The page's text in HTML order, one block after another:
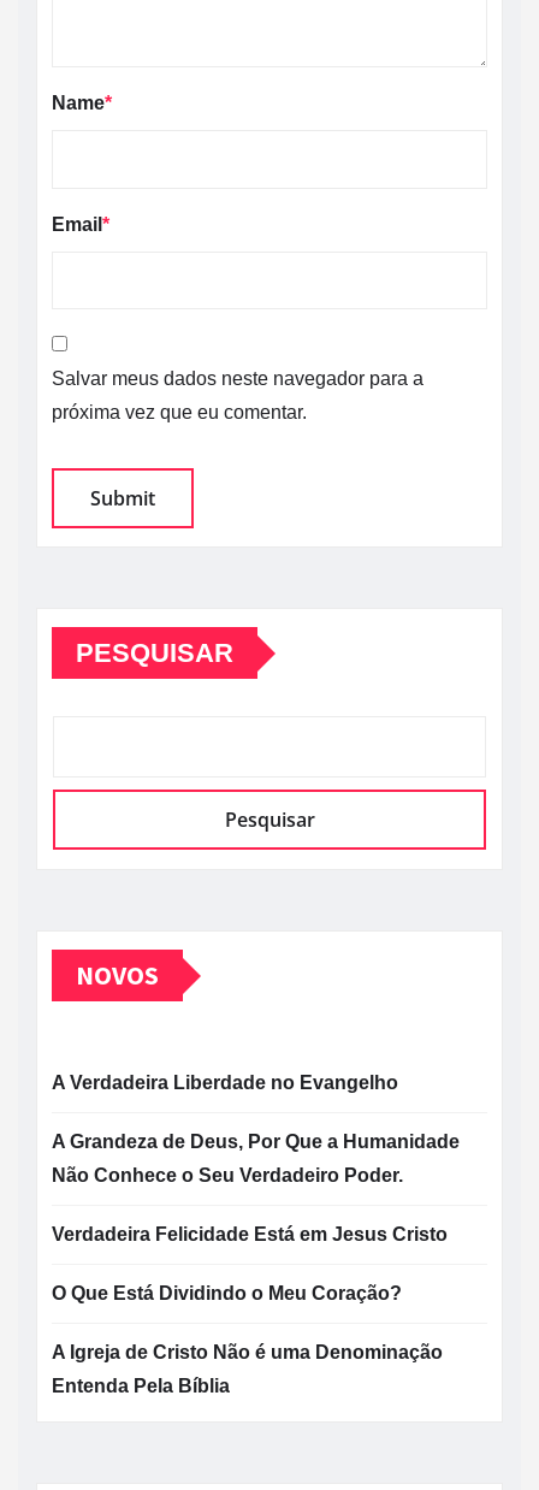
Name*
Email *
Salvar meus dados neste navegador para a
próxima vez que eu comentar.
PESQUISAR
Pesquisar
NOVOS
A Verdadeira Liberdade no Evangelho
A Grandeza de Deus, Por Que a Humanidade
Não Conhece o Seu Verdadeiro Poder.
Verdadeira Felicidade Está em Jesus Cristo
O Que Está Dividindo o Meu Coração?
A Igreja de Cristo Não é uma Denominação
Entenda Pela Bíblia